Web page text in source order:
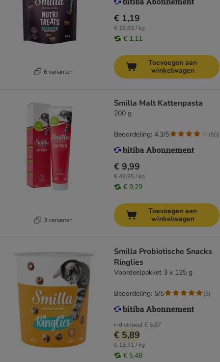
6 varianten
€ 1,19
€ 19,83 / kg
€ 1,11
Toevoegen aan
winkelwagen
3 varianten
Smilla Malt Kattenpasta
200 g
€ 9,99
€ 49,95 / kg
€ 9,29
Beoordeling: 4.3/5 (50)
Toevoegen aan
winkelwagen
Smilla Probiotische Snacks
Ringlies
Voordeelpakket 3 x 125 g
individueel€ 6,87
€ 5,89
€ 15,71 / kg
€ 5,48
Beoordeling: 5/5 (3)